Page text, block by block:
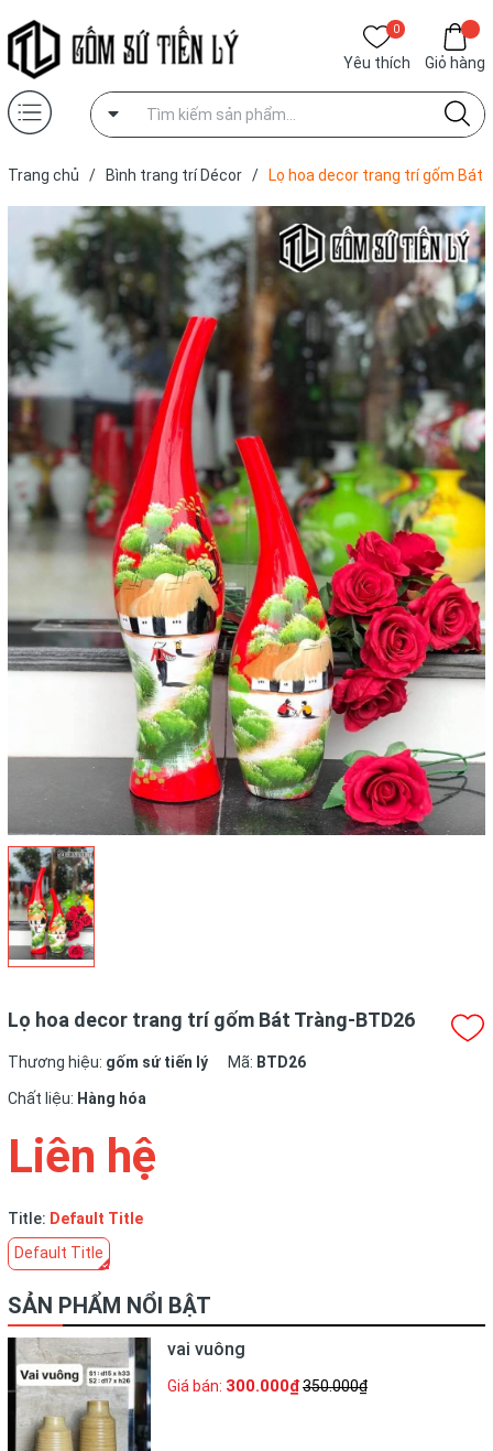
0
Yêu thích Giỏ hàng
Trang chủ / Bình trang trí Décor /
Lọ hoa decor trang trí gốm Bát
Lọ hoa decor trang trí gốm Bát Tràng-BTD26
Thương hiệu: gốm sứ tiến lý Mã: BTD26
Chất liệu: Hàng hóa
Liên hệ
Title: Default Title
Default Title
SẢN PHẨM NỔI BẬT
vai vuông
Giá bán: 300.000₫350.000₫